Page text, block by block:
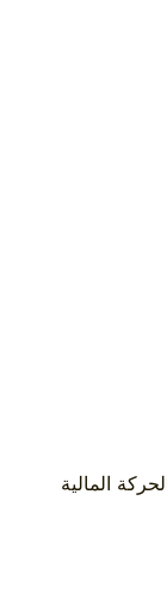
المالية